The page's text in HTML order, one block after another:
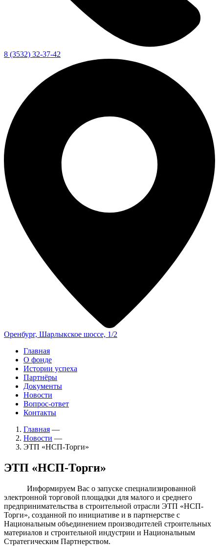
8 (3532) 32-37-42
Оренбург, Шарлыкское шоссе, 1/2
Главная
О фонде
Истории успеха
Партнёры
Документы
Новости
Вопрос-ответ
Контакты
Главная —
Новости —
ЭТП «НСП-Торги»
ЭТП «НСП-Торги»
Информируем Вас о запуске специализированной
электронной торговой площадки для малого и среднего
предпринимательства в строительной отрасли ЭТП «НСП-
Торги», созданной по инициативе и в партнерстве с
Национальным объединением производителей строительных
материалов и строительной индустрии и Национальным
Стратегическим Партнерством.